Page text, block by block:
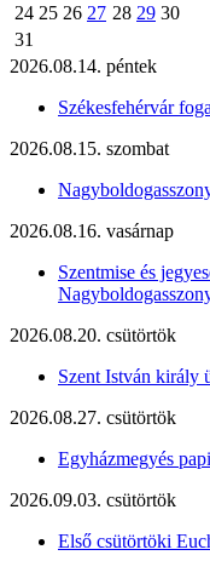
24 25 26 27 28 29 30
31
2026.08.14. péntek
Székesfehérvár
2026.08.15. szombat
2026.08.16. vasárnap
Szentmise és
2026.08.20. csütörtök
Szent István király
2026.08.27. csütörtök
Egyházmegyés
2026.09.03. csütörtök
Első csütörtöki